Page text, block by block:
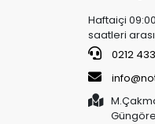
Haftaiçi
saatleri
0212